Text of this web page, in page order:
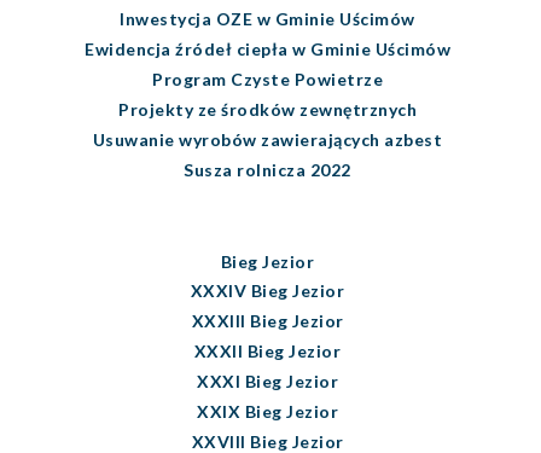
Inwestycja OZE w Gminie Uścimów
Ewidencja źródeł ciepła w Gminie Uścimów
Program Czyste Powietrze
Projekty ze środków zewnętrznych
Usuwanie wyrobów zawierających azbest
Susza rolnicza 2022
Bieg Jezior
XXXIV Bieg Jezior
XXXIII Bieg Jezior
XXXII Bieg Jezior
XXXI Bieg Jezior
XXIX Bieg Jezior
XXVIII Bieg Jezior